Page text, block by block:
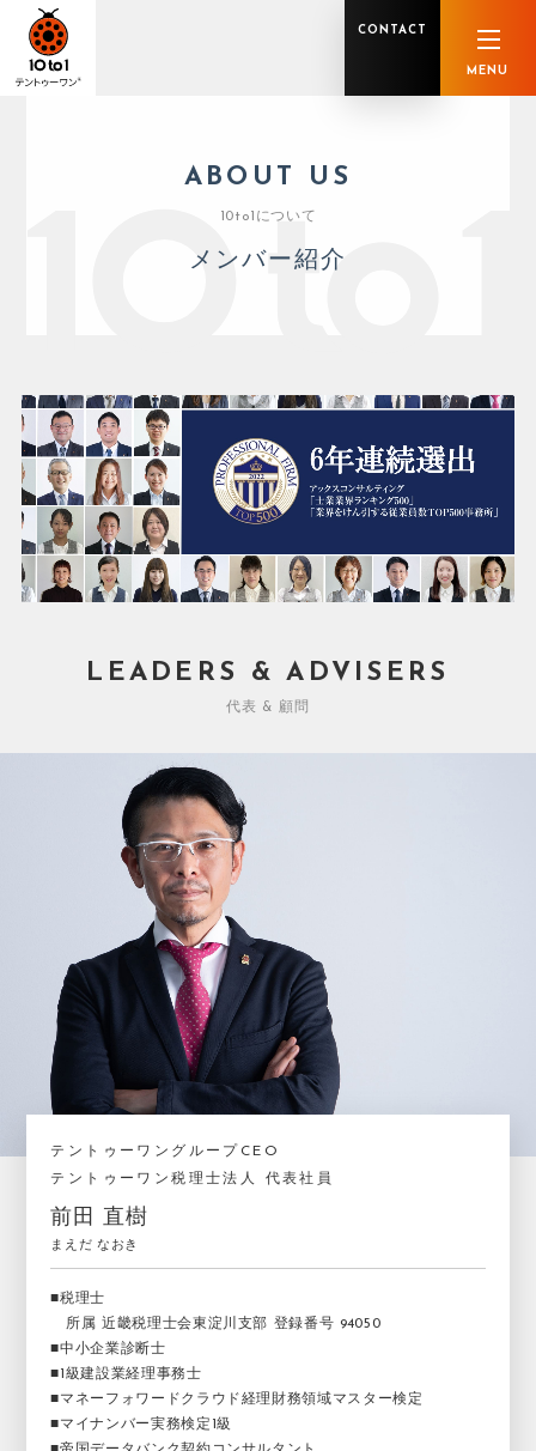
ホールディングス化支援
CONTACT
MENU
ABOUT US
10to1について
メンバー紹介
LEADERS & ADVISERS
代表 & 顧問
テントゥーワングループCEO
テントゥーワン税理士法人 代表社員
前田 直樹
まえだ なおき
■税理士
所属 近畿税理士会東淀川支部 登録番号 94050
■中小企業診断士
■1級建設業経理事務士
■マネーフォワードクラウド経理財務領域マスター検定
■マイナンバー実務検定1級